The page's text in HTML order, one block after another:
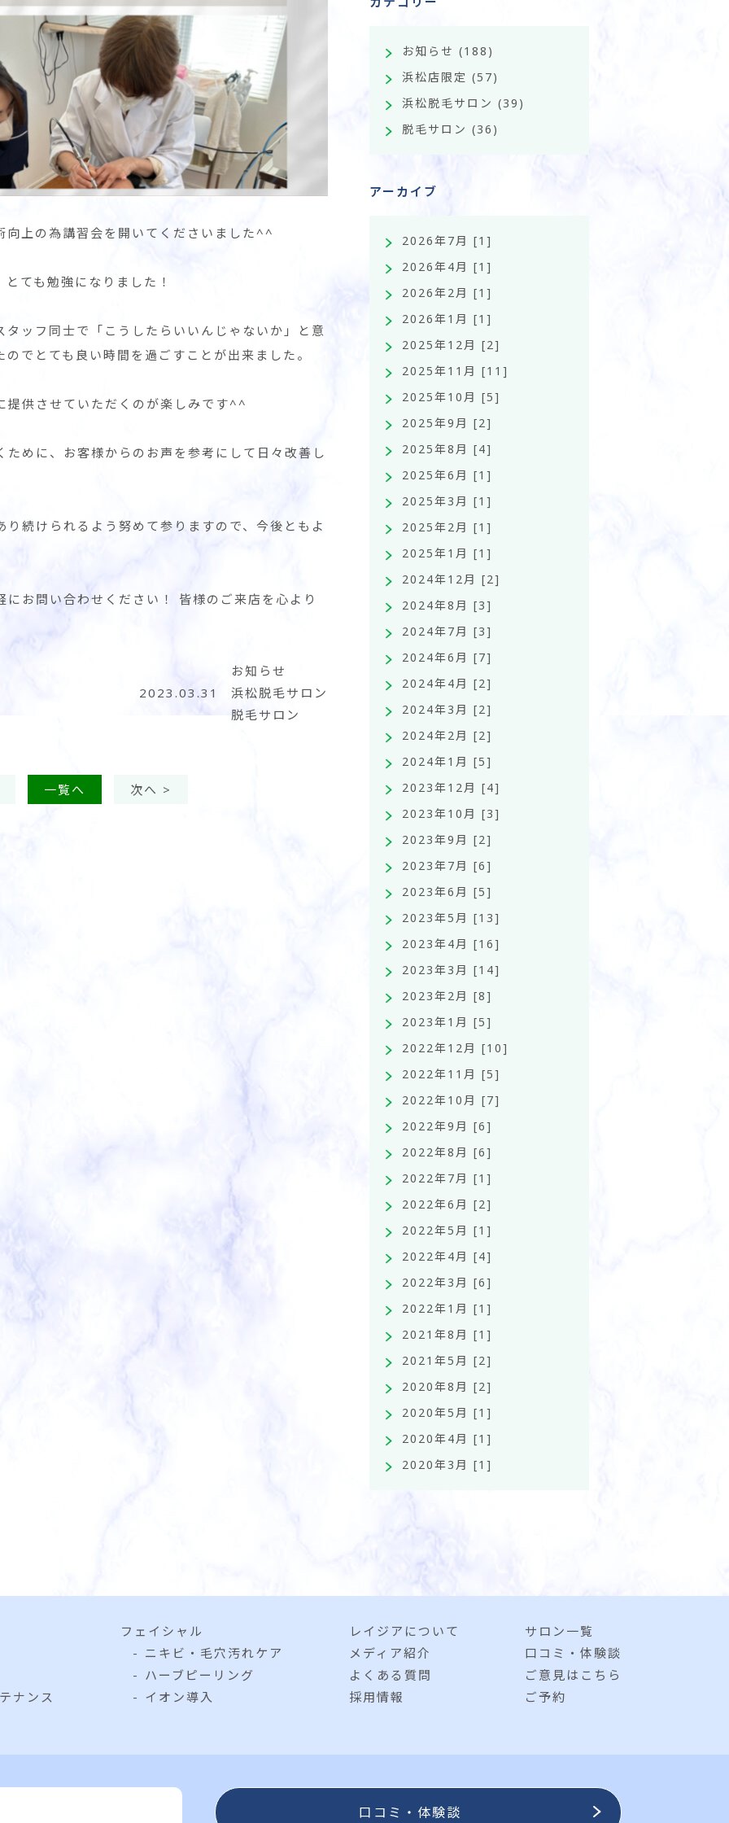
向上の為講習会を開いてくださいました^^
ても勉強になりました！
ッフ同士で「こうしたらいいんじゃないか」と意
でとても良い時間を過ごすことが出来ました。
提供させていただくのが楽しみです^^
めに、お客様からのお声を参考にして日々改善し
続けられるよう努めて参りますので、今後ともよ
お問い合わせください！ 皆様のご来店を心より
2023.03.31
お知らせ
浜松脱毛サロン
脱毛サロン
一覧へ 次へ >
お知らせ (188)
浜松店限定 (57)
浜松脱毛サロン (39)
脱毛サロン (36)
アーカイブ
2026年7月 [1]
2026年4月 [1]
2026年2月 [1]
2026年1月 [1]
2025年12月 [2]
2025年11月 [11]
2025年10月 [5]
2025年9月 [2]
2025年8月 [4]
2025年6月 [1]
2025年3月 [1]
2025年2月 [1]
2025年1月 [1]
2024年12月 [2]
2024年8月 [3]
2024年7月 [3]
2024年6月 [7]
2024年4月 [2]
2024年3月 [2]
2024年2月 [2]
2024年1月 [5]
2023年12月 [4]
2023年10月 [3]
2023年9月 [2]
2023年7月 [6]
2023年6月 [5]
2023年5月 [13]
2023年4月 [16]
2023年3月 [14]
2023年2月 [8]
2023年1月 [5]
2022年12月 [10]
2022年11月 [5]
2022年10月 [7]
2022年9月 [6]
2022年8月 [6]
2022年7月 [1]
2022年6月 [2]
2022年5月 [1]
2022年4月 [4]
2022年3月 [6]
2022年1月 [1]
2021年8月 [1]
2021年5月 [2]
2020年8月 [2]
2020年5月 [1]
2020年4月 [1]
2020年3月 [1]
ナンス
フェイシャル
ニキビ・毛穴汚れケア
ハーブピーリング
イオン導入
レイジアについて
メディア紹介
よくある質問
採用情報
サロン一覧
口コミ・体験談
ご意見はこちら
ご予約
口コミ・体験談